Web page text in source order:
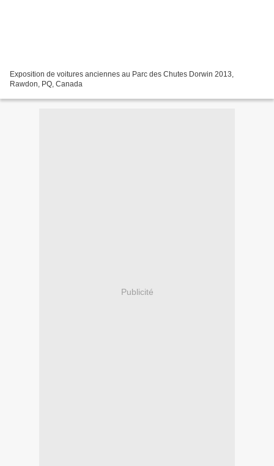
Exposition de voitures anciennes au Parc des Chutes Dorwin 2013,
Rawdon, PQ, Canada
Publicité